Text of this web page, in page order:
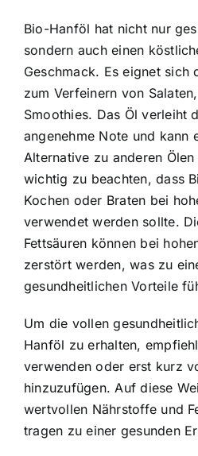
Bio-Hanföl hat nicht nur
sondern auch einen
Geschmack. Es eignet sich
zum Verfeinern von
Smoothies. Das Öl verleiht
angenehme Note und kann
Alternative zu anderen
wichtig zu beachten, dass
Kochen oder Braten bei
verwendet werden sollte.
Fettsäuren können bei
zerstört werden, was zu
gesundheitlichen Vorteile
Um die vollen
Hanföl zu erhalten,
verwenden oder erst kurz
hinzuzufügen. Auf diese
wertvollen Nährstoffe und
tragen zu einer gesunden